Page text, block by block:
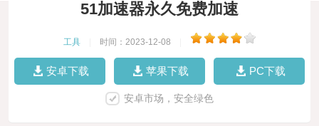
51加速器永久免费加速
工具 时间：2023-12-08
安卓下载 苹果下载 PC下载
安卓市场，安全绿色